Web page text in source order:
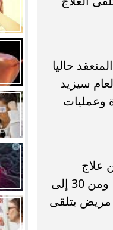
حاليا
سيزيد
مركزة وعمليات
بين علاج
جراحى وإشعاعى ومتابعة، ونقوم بعمل 15 عملية كبرى فى اليوم، و30 عملية صغرى، ومن 30 إلى
40 تدخل بالأشعة التداخلية، وحوالى 400 مريض يتلقى العلاج الكيميائى، وحوالى 200 مريض يتلقى